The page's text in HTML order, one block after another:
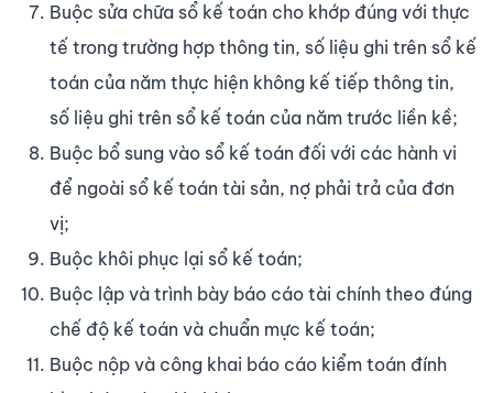
Buộc sửa chữa sổ kế toán cho khớp đúng với thực
tế trong trường hợp thông tin, số liệu ghi trên sổ kế
toán của năm thực hiện không kế tiếp thông tin,
số liệu ghi trên sổ kế toán của năm trước liền kề;
Buộc bổ sung vào sổ kế toán đối với các hành vi
để ngoài sổ kế toán tài sản, nợ phải trả của đơn
vị;
Buộc khôi phục lại sổ kế toán;
Buộc lập và trình bày báo cáo tài chính theo đúng
chế độ kế toán và chuẩn mực kế toán;
Buộc nộp và công khai báo cáo kiểm toán đính